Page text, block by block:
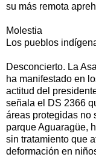
su más remota
Molestia
Los pueblos
Desconcierto. La
ha manifestado en
actitud del
señala el DS 2366
áreas protegidas no
parque Aguaragüe,
sin tratamiento que
deformación en